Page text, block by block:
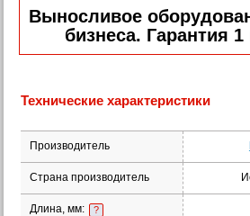
Выносливое
бизнеса. Гарантия 1
Технические характеристики
Производитель
Страна производитель
Длина, мм: ?